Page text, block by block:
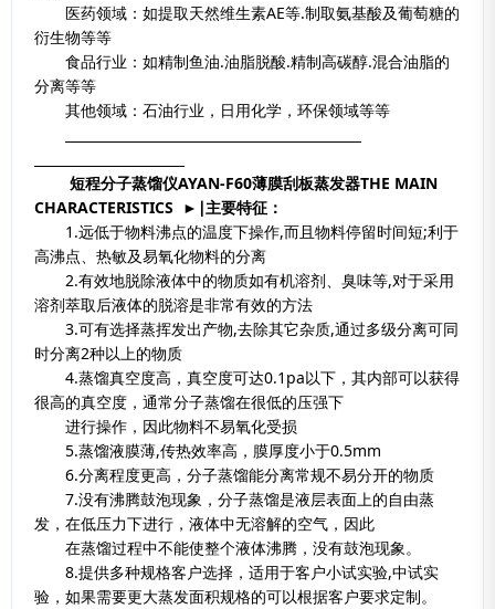
医药领域：如提取天然维生素AE等.制取氨基酸及葡萄糖的
衍生物等等
食品行业：如精制鱼油.油脂脱酸.精制高碳醇.混合油脂的
分离等等
其他领域：石油行业，日用化学，环保领域等等
短程分子蒸馏仪AYAN-F60薄膜刮板蒸发器THE MAIN
CHARACTERISTICS ► ∣主要特征：
1.远低于物料沸点的温度下操作,而且物料停留时间短;利于
高沸点、热敏及易氧化物料的分离
2.有效地脱除液体中的物质如有机溶剂、臭味等,对于采用
溶剂萃取后液体的脱溶是非常有效的方法
3.可有选择蒸挥发出产物,去除其它杂质,通过多级分离可同
时分离2种以上的物质
4.蒸馏真空度高，真空度可达0.1pa以下，其内部可以获得
很高的真空度，通常分子蒸馏在很低的压强下
进行操作，因此物料不易氧化受损
5.蒸馏液膜薄,传热效率高，膜厚度小于0.5mm
6.分离程度更高，分子蒸馏能分离常规不易分开的物质
7.没有沸腾鼓泡现象，分子蒸馏是液层表面上的自由蒸
发，在低压力下进行，液体中无溶解的空气，因此
在蒸馏过程中不能使整个液体沸腾，没有鼓泡现象。
8.提供多种规格客户选择，适用于客户小试实验,中试实
验，如果需要更大蒸发面积规格的可以根据客户要求定制。